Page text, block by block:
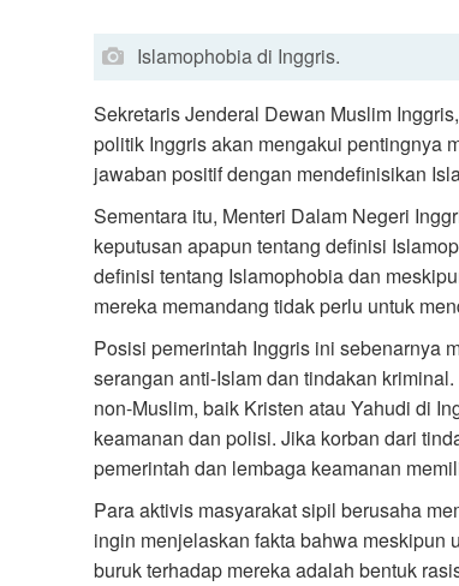
Islamophobia di Inggris.
Sekretaris Jenderal Dewan Muslim
politik Inggris akan mengakui pentingnya
jawaban positif dengan mendefinisikan
Sementara itu, Menteri Dalam Negeri
keputusan apapun tentang definisi
definisi tentang Islamophobia dan
mereka memandang tidak perlu untuk
Posisi pemerintah Inggris ini sebenarnya
serangan anti-Islam dan tindakan
non-Muslim, baik Kristen atau Yahudi di
keamanan dan polisi. Jika korban dari
pemerintah dan lembaga keamanan
Para aktivis masyarakat sipil berusaha
ingin menjelaskan fakta bahwa meskipun
buruk terhadap mereka adalah bentuk